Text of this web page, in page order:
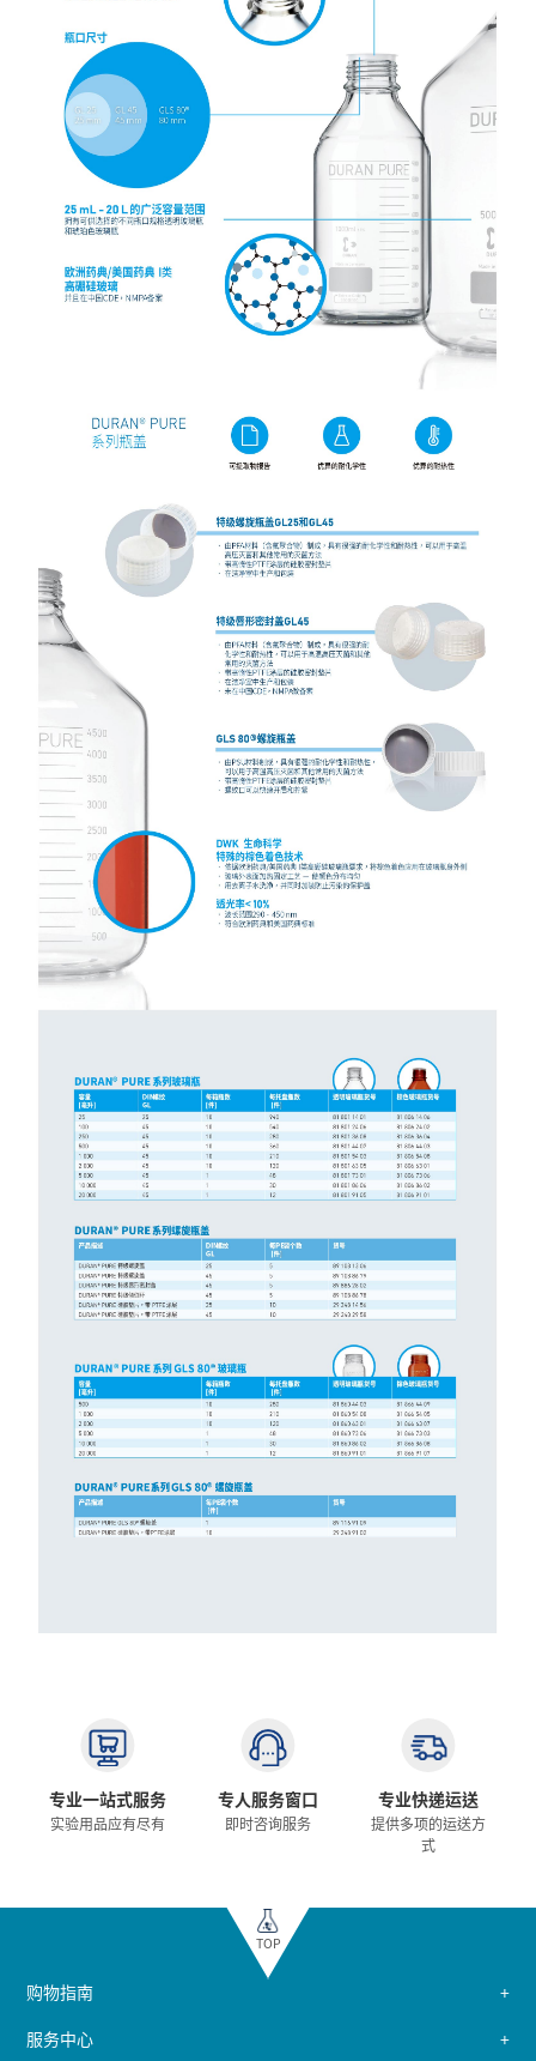
专业一站式服务
实验用品应有尽有
专人服务窗口
即时咨询服务
专业快递运送
提供多项的运送方
式
TOP
购物指南
服务中心